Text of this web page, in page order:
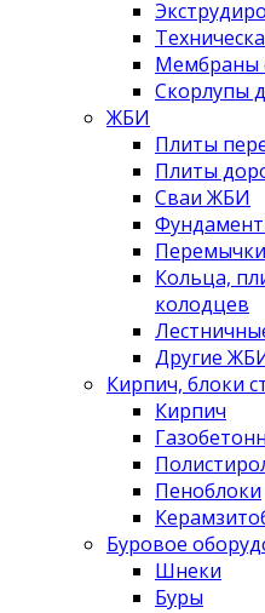
Мембраны
Скорлупы
ЖБИ
Плиты
Плиты
Сваи ЖБИ
Кольца,
колодцев
Другие
Кирпич, блоки
Кирпич
Пеноблоки
Буровое
Шнеки
Буры